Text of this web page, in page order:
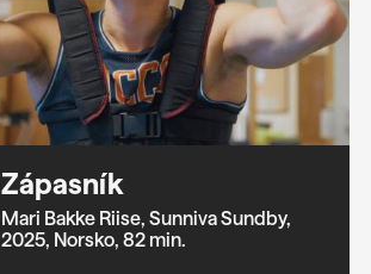
Zápasník
Mari Bakke Riise, Sunniva Sundby,
2025, Norsko, 82 min.